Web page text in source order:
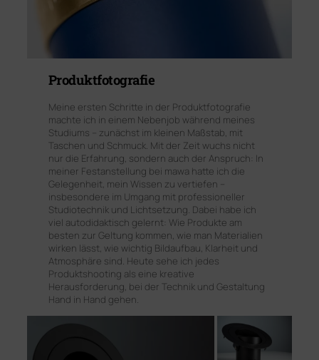
Produktfotografie
Meine ersten Schritte in der Produktfotografie
machte ich in einem Nebenjob während meines
Studiums – zunächst im kleinen Maßstab, mit
Taschen und Schmuck. Mit der Zeit wuchs nicht
nur die Erfahrung, sondern auch der Anspruch: In
meiner Festanstellung bei mawa hatte ich die
Gelegenheit, mein Wissen zu vertiefen –
insbesondere im Umgang mit professioneller
Studiotechnik und Lichtsetzung. Dabei habe ich
viel autodidaktisch gelernt: Wie Produkte am
besten zur Geltung kommen, wie man Materialien
wirken lässt, wie wichtig Bildaufbau, Klarheit und
Atmosphäre sind. Heute sehe ich jedes
Produktshooting als eine kreative
Herausforderung, bei der Technik und Gestaltung
Hand in Hand gehen.